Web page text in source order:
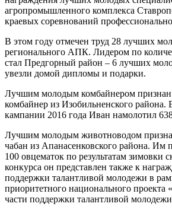
агропромышленного комплекса
краевых соревнований
В этом году отмечен труд 28 лучших
регионального АПК. Лидером по
стал Предгорный район – 6 лучших
увезли домой дипломы и подарки.
Лучшим молодым комбайнером
комбайнер из Изобильненского района.
кампании 2016 года Иван намолотил
Лучшим молодым животноводом
чабан из Апанасенковского района. Им
100 овцематок по результатам зимовки
конкурса он представлен также к
поддержки талантливой молодежи в
приоритетного национального проекта
части поддержки талантливой